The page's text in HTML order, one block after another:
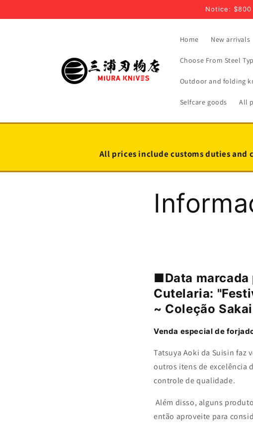
Notice:
Home New arrivals
Choose From Steel
Outdoor and folding
Selfcare goods All
All prices include customs duties and
■Data
Cutelaria:
~ Coleção
Venda especial de
Tatsuya Aoki da Suisin faz
outros itens de excelência
controle de qualidade.
Além disso, alguns
então aproveite para